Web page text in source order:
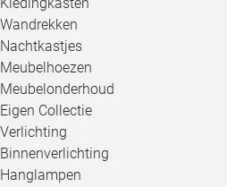
Wandrekken
Nachtkastjes
Meubelhoezen
Meubelonderhoud
Eigen Collectie
Verlichting
Binnenverlichting
Hanglampen